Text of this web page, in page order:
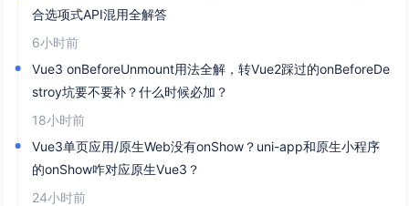
合选项式API混用全解答
6小时前
Vue3 onBeforeUnmount用法全解，转Vue2踩过的onBeforeDe
stroy坑要不要补？什么时候必加？
18小时前
Vue3单页应用/原生Web没有onShow？uni-app和原生小程序
的onShow咋对应原生Vue3？
24小时前